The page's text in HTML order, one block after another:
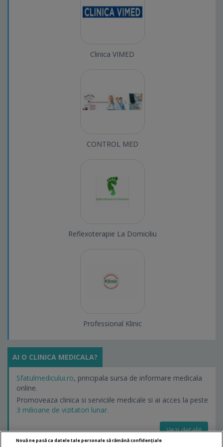
Clinica VIMED
CONTROL MED
Reflexoterapie La Domiciliu
Professional Klinic
AI O CLINICA MEDICALA?
Sfatulmedicului.ro, principala sursa de informare medicala
online.
Promoveaza clinica si serviciile medicale si ai acces la peste
3 milioane de vizitatori lunar.
Vezi detalii!
Nouă ne pasă ca datele tale personale să rămână confidențiale